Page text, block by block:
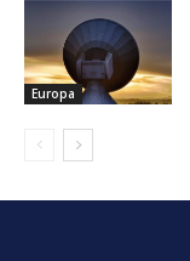
Europa